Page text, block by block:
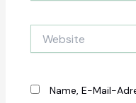
Name, E-Mail-